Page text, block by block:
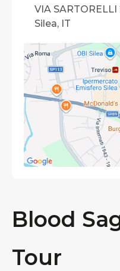
Blood
Tour
VIA SARTORELLI
Silea, IT